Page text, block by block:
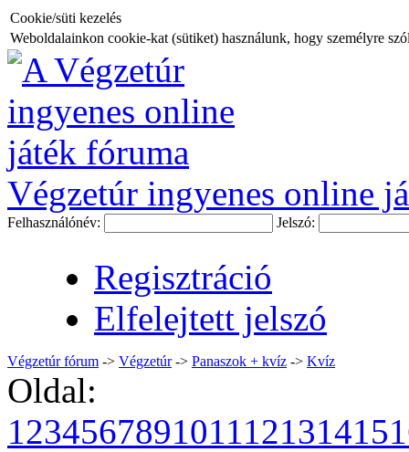
Cookie/süti kezelés
Weboldalainkon cookie-kat (sütiket) használunk, hogy személyre
Végzetúr ingyenes online
Felhasználónév: Jelszó:
Regisztráció
Elfelejtett jelszó
Végzetúr fórum -> Végzetúr-> Panaszok + kvíz -> Kvíz
Oldal:
123456789101112131415